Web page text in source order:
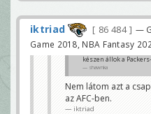
iktriad 86 484
—
Game 2018, NBA Fantasy
készen állok a
shawnka
Nem látom azt a
az AFC-ben.
iktriad